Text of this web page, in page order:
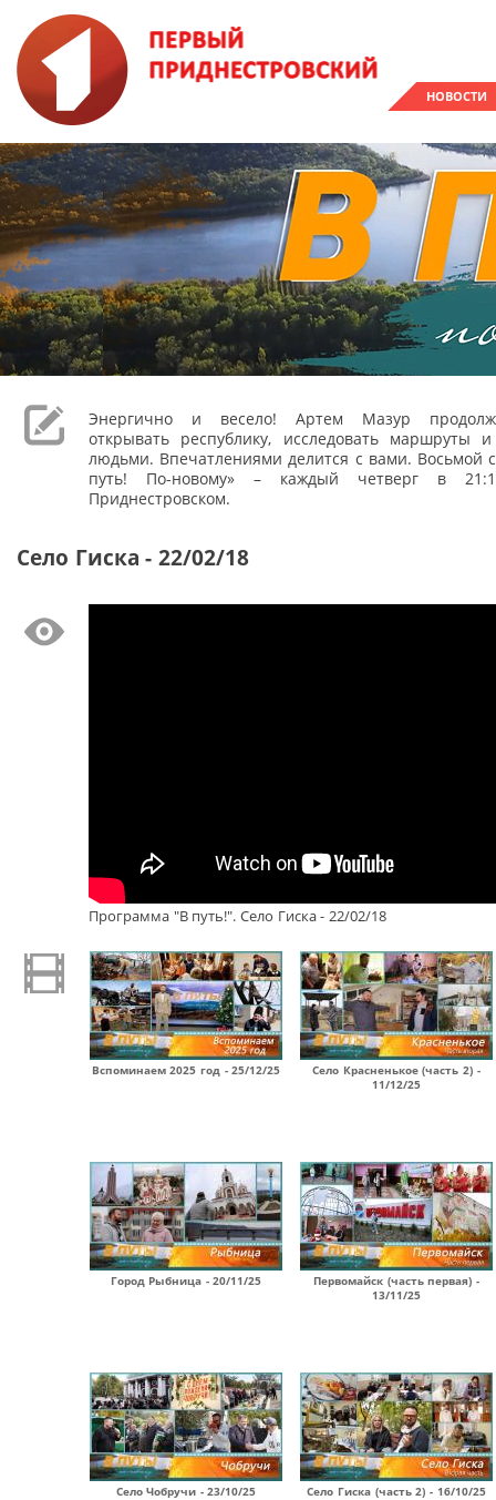
НОВОСТИ
Энергично и весело! Артем Мазур
открывать республику, исследовать маршруты
людьми. Впечатлениями делится с вами. Восьмой
путь! По-новому» – каждый четверг в
Приднестровском.
Село Гиска - 22/02/18
Программа "В путь!". Село Гиска - 22/02/18
Вспоминаем 2025 год - 25/12/25
Село Красненькое (часть 2) -
11/12/25
Город Рыбница - 20/11/25
Первомайск (часть первая) -
13/11/25
Село Чобручи - 23/10/25 Село Гиска (часть 2) - 16/10/25